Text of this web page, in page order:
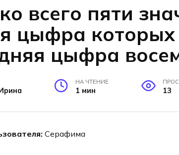
всего пяти
цыфра которых
цыфра
НА ЧТЕНИЕ
1 мин 13
Серафима